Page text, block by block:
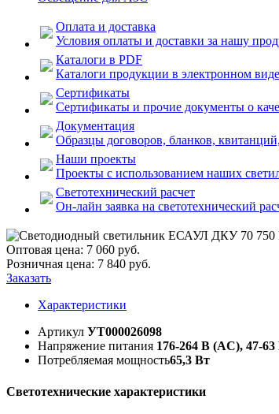
Оплата и доставка
Условия оплаты и доставки за нашу
Каталоги в PDF
Каталоги продукции в электронном виде
Сертификаты
Сертификаты и прочие документы о
Документация
Образцы договоров, бланков,
Наши проекты
Проекты с использованием наших
Светотехнический расчет
Он-лайн заявка на светотехнический
Оптовая цена: 7 060 руб.
Розничная цена: 7 840 руб.
Заказать
Характеристики
Артикул УТ000026098
Напряжение питания 176-264 В (AC), 47-63
Потребляемая мощность65,3 Вт
Светотехнические характеристики